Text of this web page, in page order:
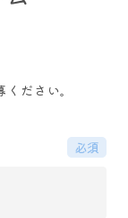
ださい。
必須